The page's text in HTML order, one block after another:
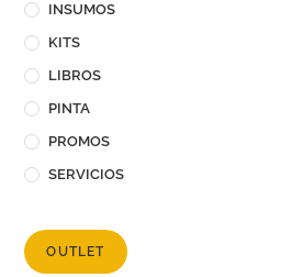
INSUMOS
KITS
LIBROS
PINTA
PROMOS
SERVICIOS
OUTLET